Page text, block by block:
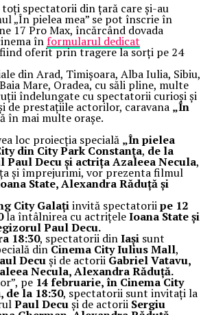
toți spectatorii din țară care și-au
„În pielea mea” se pot înscrie în
17 Pro Max, încărcând dovada
înformularul dedicat
oferit prin tragere la sorți pe 24
din Arad, Timișoara, Alba Iulia, Sibiu,
Mare, Oradea, cu săli pline, multe
îndelungate cu spectatorii curioși și
de prestațiile actorilor, caravana „În
în mai multe orașe.
loc proiecția specială „În pielea
din City Park Constanța,de la
Paul Decu și actrița Azaleea Necula,
și împrejurimi, vor prezenta filmul
State, Alexandra Răduță și
City Galațiinvită spectatoriipe 12
la întâlnirea cu actrițeleIoana State și
Paul Decu.
18:30, spectatorii dinIași sunt
dinCinema City Iulius Mall,
Decuși de actorii Gabriel Vatavu,
Necula, Alexandra Răduță.
pe 14 februarie, în Cinema City
la 18:30, spectatorii sunt invitați la
Paul Decuși de actorii Sergiu